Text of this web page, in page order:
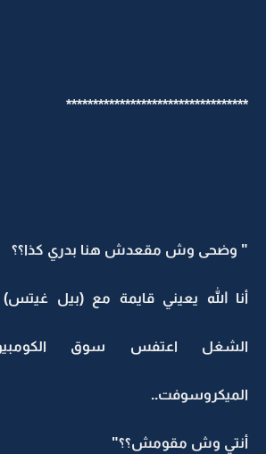
**********************************
" وضحى وش مقعدش هنا بدري كذا؟؟
أنا الله يعيني قايمة مع (بيل
الشغل اعتفس سوق
الميكروسوفت..
أنتي وش مقومش؟؟"